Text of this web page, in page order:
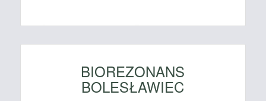
BIOREZONANS
BOLESŁAWIEC